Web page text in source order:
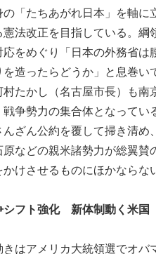
「たちあがれ日本」を軸に
憲法改正を目指している。
をめぐり「日本の外務省は
を造ったらどうか」と息巻
たかし（名古屋市長）も
争勢力の集合体となってい
ざん公約を覆して掃き清め
原などの親米諸勢力が総翼
けさせるものにほかならな
シフト強化 新体制動く米国
はアメリカ大統領選でオバ